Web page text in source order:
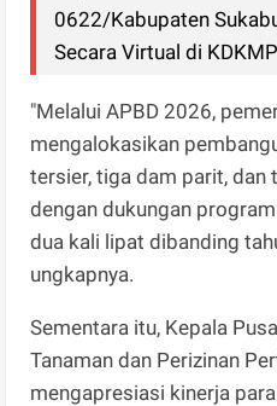
0622/Kabupaten
Secara Virtual di
"Melalui APBD 2026,
mengalokasikan
tersier, tiga dam parit, dan
dengan dukungan
dua kali lipat dibanding
ungkapnya.
Sementara itu, Kepala
Tanaman dan Perizinan
mengapresiasi kinerja